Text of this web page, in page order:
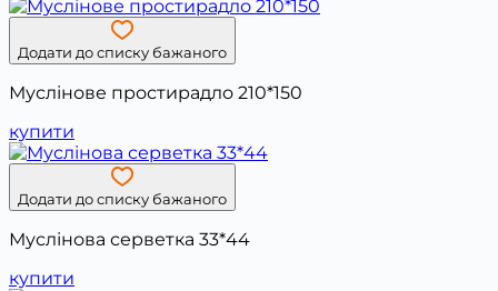
Додати до списку бажаного
Муслінове простирадло 210*150
купити
Додати до списку бажаного
Муслінова серветка 33*44
купити